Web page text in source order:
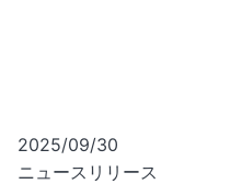
2025/09/30
ニュースリリース